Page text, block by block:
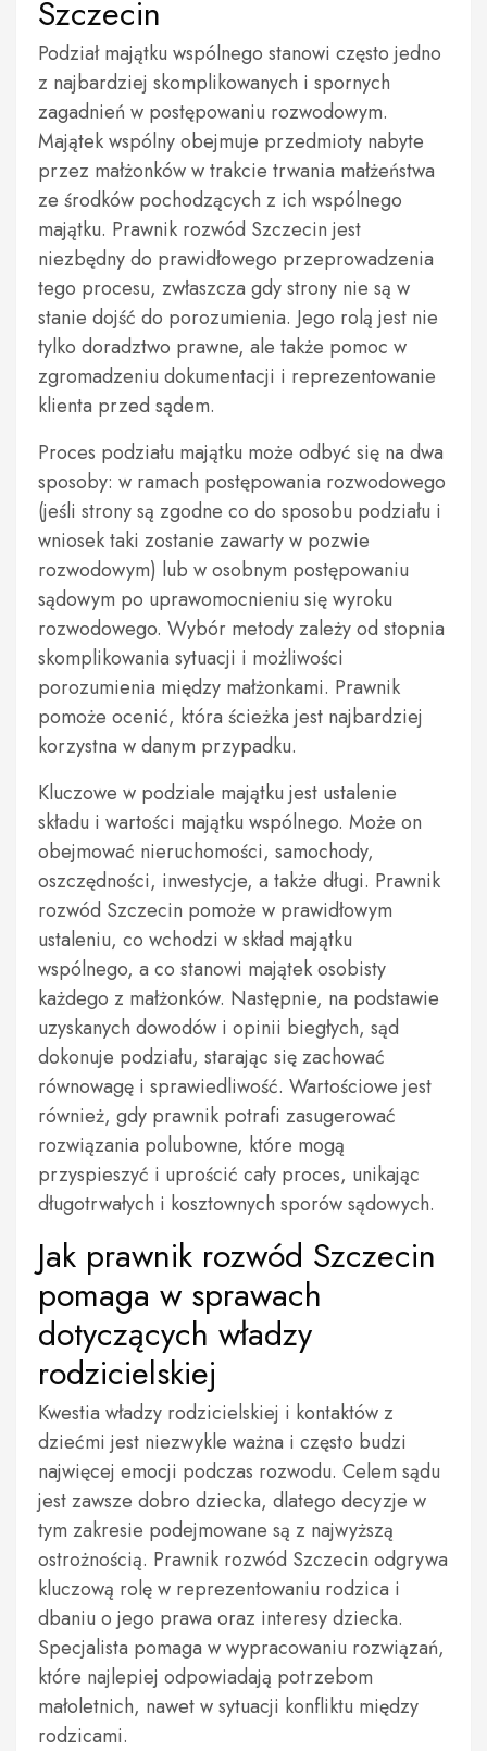
Szczecin
Podział majątku wspólnego stanowi często jedno
z najbardziej skomplikowanych i spornych
zagadnień w postępowaniu rozwodowym.
Majątek wspólny obejmuje przedmioty nabyte
przez małżonków w trakcie trwania małżeństwa
ze środków pochodzących z ich wspólnego
majątku. Prawnik rozwód Szczecin jest
niezbędny do prawidłowego przeprowadzenia
tego procesu, zwłaszcza gdy strony nie są w
stanie dojść do porozumienia. Jego rolą jest nie
tylko doradztwo prawne, ale także pomoc w
zgromadzeniu dokumentacji i reprezentowanie
klienta przed sądem.
Proces podziału majątku może odbyć się na dwa
sposoby: w ramach postępowania rozwodowego
(jeśli strony są zgodne co do sposobu podziału i
wniosek taki zostanie zawarty w pozwie
rozwodowym) lub w osobnym postępowaniu
sądowym po uprawomocnieniu się wyroku
rozwodowego. Wybór metody zależy od stopnia
skomplikowania sytuacji i możliwości
porozumienia między małżonkami. Prawnik
pomoże ocenić, która ścieżka jest najbardziej
korzystna w danym przypadku.
Kluczowe w podziale majątku jest ustalenie
składu i wartości majątku wspólnego. Może on
obejmować nieruchomości, samochody,
oszczędności, inwestycje, a także długi. Prawnik
rozwód Szczecin pomoże w prawidłowym
ustaleniu, co wchodzi w skład majątku
wspólnego, a co stanowi majątek osobisty
każdego z małżonków. Następnie, na podstawie
uzyskanych dowodów i opinii biegłych, sąd
dokonuje podziału, starając się zachować
równowagę i sprawiedliwość. Wartościowe jest
również, gdy prawnik potrafi zasugerować
rozwiązania polubowne, które mogą
przyspieszyć i uprościć cały proces, unikając
długotrwałych i kosztownych sporów sądowych.
Jak prawnik rozwód Szczecin
pomaga w sprawach
dotyczących władzy
rodzicielskiej
Kwestia władzy rodzicielskiej i kontaktów z
dziećmi jest niezwykle ważna i często budzi
najwięcej emocji podczas rozwodu. Celem sądu
jest zawsze dobro dziecka, dlatego decyzje w
tym zakresie podejmowane są z najwyższą
ostrożnością. Prawnik rozwód Szczecin odgrywa
kluczową rolę w reprezentowaniu rodzica i
dbaniu o jego prawa oraz interesy dziecka.
Specjalista pomaga w wypracowaniu rozwiązań,
które najlepiej odpowiadają potrzebom
małoletnich, nawet w sytuacji konfliktu między
rodzicami.